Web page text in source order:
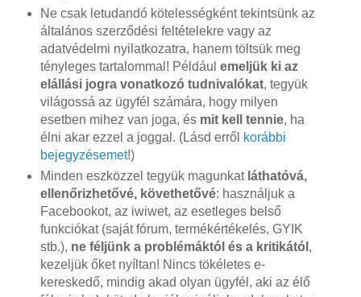
Ne csak letudandó kötelességként tekintsünk az
általános szerződési feltételekre vagy az
adatvédelmi nyilatkozatra, hanem töltsük meg
tényleges tartalommal! Például emeljük ki az
elállási jogra vonatkozó tudnivalókat, tegyük
világossá az ügyfél számára, hogy milyen
esetben mihez van joga, és mit kell tennie, ha
élni akar ezzel a joggal. (Lásd erről korábbi
bejegyzésemet!)
Minden eszközzel tegyük magunkatláthatóvá,
ellenőrizhetővé, követhetővé: használjuk a
Facebookot, az iwiwet, az esetleges belső
funkciókat (saját fórum, termékértékelés, GYIK
stb.), ne féljünk a problémáktól és a kritikától ,
kezeljük őket nyíltan! Nincs tökéletes e-
kereskedő, mindig akad olyan ügyfél, aki az élő